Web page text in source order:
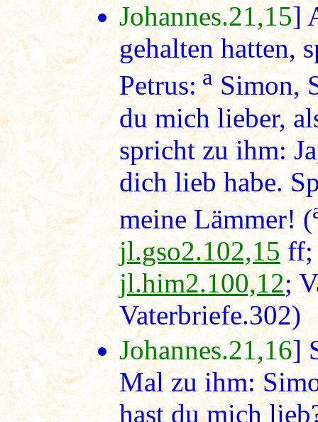
Johannes.21,15]
gehalten hatten,
Petrus:a Simon,
du mich lieber,
spricht zu ihm:
dich lieb habe.
meine Lämmer! (
jl.gso2.102,15
jl.him2.100,12;
Vaterbriefe.302)
Johannes.21,16]
Mal zu ihm:
hast du mich